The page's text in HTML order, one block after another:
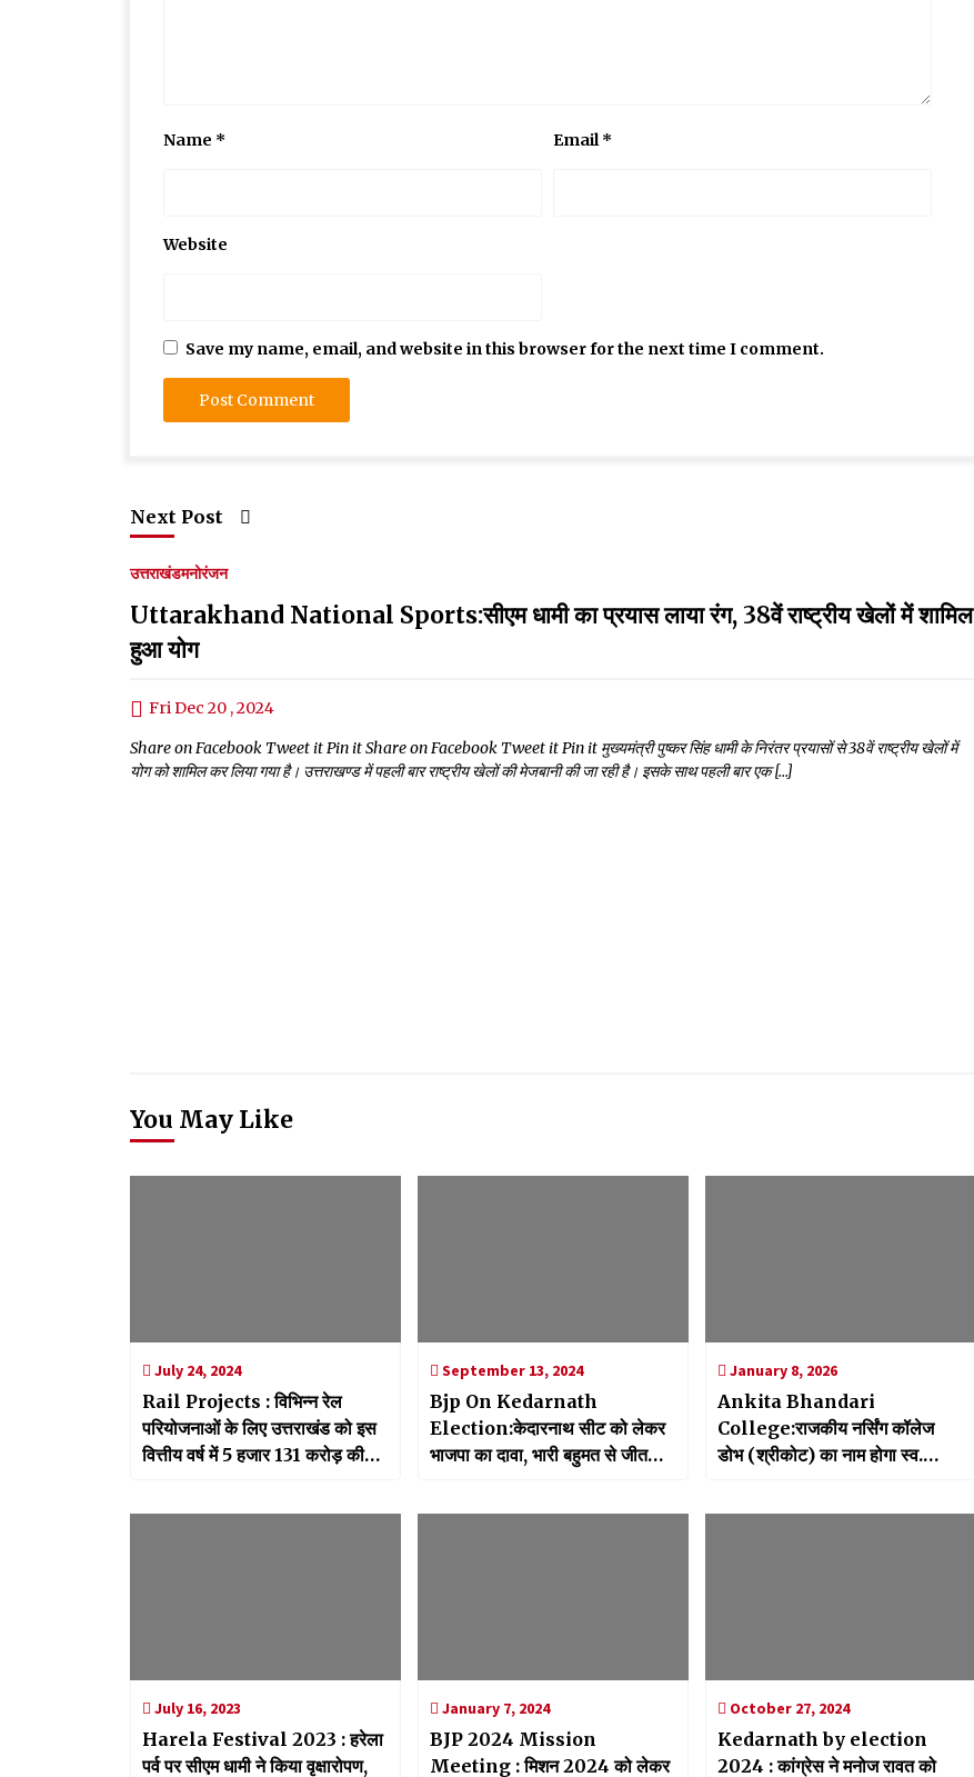
Name * Email*
Website
Save my name, email, and website in this browser for the next time I comment.
Next Post
उत्तराखंडमनोरंजन
Uttarakhand National Sports:सीएम धामी का प्रयास लाया रंग, 38वें राष्ट्रीय खेलों में शामिल
हुआ योग
Fri Dec 20 , 2024
Share on Facebook Tweet it Pin it Share on Facebook Tweet it Pin it मुख्यमंत्री पुष्कर सिंह धामी के निरंतर प्रयासों से 38वें राष्ट्रीय खेलों में
योग को शामिल कर लिया गया है। उत्तराखण्ड में पहली बार राष्ट्रीय खेलों की मेजबानी की जा रही है। इसके साथ पहली बार एक […]
You May Like
July 24, 2024
Rail Projects : विभिन्न रेल
परियोजनाओं के लिए उत्तराखंड को इस
वित्तीय वर्ष में 5 हजार 131 करोड़ की
September 13, 2024
Bjp On Kedarnath
Election:केदारनाथ सीट को लेकर
भाजपा का दावा, भारी बहुमत से जीत
January 8, 2026
Ankita Bhandari
College:राजकीय नर्सिंग कॉलेज
डोभ (श्रीकोट) का नाम होगा स्व.
July 16, 2023
Harela Festival 2023 : हरेला
पर्व पर सीएम धामी ने किया वृक्षारोपण,
January 7, 2024
BJP 2024 Mission
Meeting : मिशन 2024 को लेकर
October 27, 2024
Kedarnath by election
2024 : कांग्रेस ने मनोज रावत को